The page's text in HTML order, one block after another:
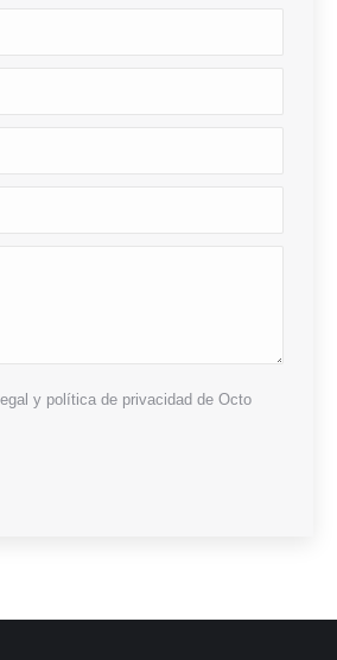
y política de privacidad de Octo